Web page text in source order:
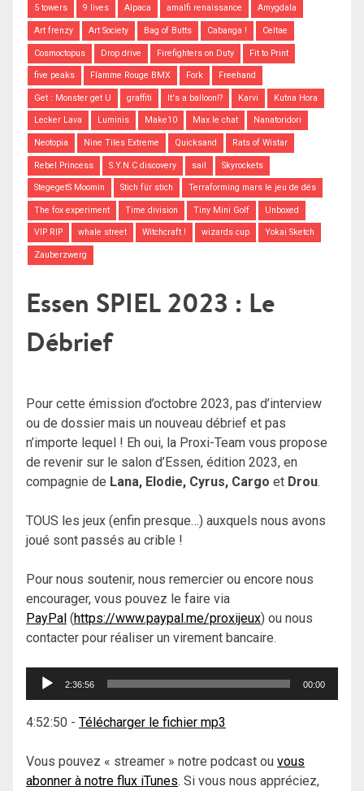
5 towers 9 lives Alpaca amalfi renaissance Amygdala
Art frenzy Art Society Bag of Butts Cabanga ! Celtae
Cosmoctopus Drop drive Firefighters on Duty Fit to Print
five peaks Flamme Rouge BMX Fork Freehand
Get : Monster get U graffiti It's a balloon!? Karvi Kutna Hora
Lecker Lava Luminis Make10 Max le chat Nanatoridori
Neotopia Nine Tiles Extreme Quicksand Rats of Wistar
Rebel Princess S.Y.N.C discovery sail Skyrockets
StegegetS Moomin Stich für stich Terraforming mars le jeu de dés
The fox experiment Time division Tiny Mini Golf Unboxed
VIP RIP whale street Witchcraft ! wizards cup Yokai Sketch
Zauberzwerg
Essen SPIEL 2023 : Le
Débrief
Pour cette émission d’octobre 2023, pas d’interview
ou de dossier mais un nouveau débrief et pas
n’importe lequel ! Eh oui, la Proxi-Team vous propose
de revenir sur le salon d’Essen, édition 2023, en
compagnie de Lana, Elodie, Cyrus, Cargo et Drou.
TOUS les jeux (enfin presque…) auxquels nous avons
joué sont passés au crible !
Pour nous soutenir, nous remercier ou encore nous
encourager, vous pouvez le faire via
PayPal (https://www.paypal.me/proxijeux) ou nous
contacter pour réaliser un virement bancaire.
Lecteur
2:36:56 00:00
4:52:50 - Télécharger le fichier mp3
Vous pouvez « streamer » notre podcast ou vous
abonner à notre flux iTunes. Si vous nous appréciez,